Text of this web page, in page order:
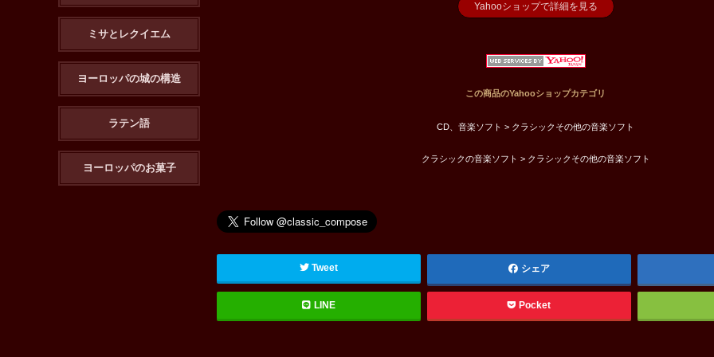
Yahooショップで詳細を見る
この商品のYahooショップカテゴリ
CD、音楽ソフト > クラシックその他の音楽ソフト
クラシックの音楽ソフト > クラシックその他の音楽ソフト
Tweet シェア
LINE Pocket
ミサとレクイエム
ヨーロッパの城の構造
ラテン語
ヨーロッパのお菓子